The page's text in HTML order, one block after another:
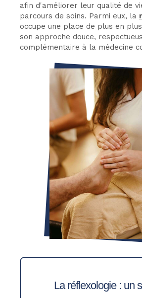
afin d'améliorer leur qualité de
parcours de soins. Parmi eux, la
occupe une place de plus en
son approche douce,
complémentaire à la médecine
La réflexologie : un